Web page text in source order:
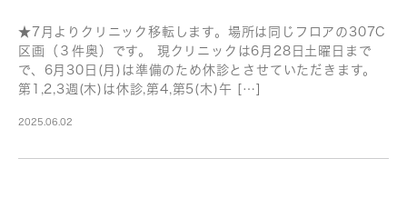
★7月よりクリニック移転します。場所は同じフロアの307C
区画（３件奥）です。 現クリニックは6月28日土曜日まで
で、6月30日(月)は準備のため休診とさせていただきます。
第1,2,3週(木)は休診,第4,第5(木)午 […]
2025.06.02